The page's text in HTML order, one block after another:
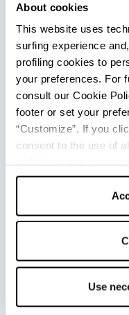
About cookies
This website uses
surfing experience
profiling cookies to
your preferences. For
consult our Cookie
footer or set your
“Customize”. If you
consent to the use of
cookies only” and
correct functioning of
Use
frutto – ciliegi,
producono
sangiovese,
ottimo olio
visitare l’antico
Balignano.
Dal centro si
nella campagna,
rilassanti, trekking,
sportiva o
ricettive offrono fra